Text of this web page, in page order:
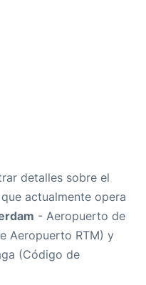
detalles sobre el
que actualmente opera
- Aeropuerto de
Aeropuerto RTM) y
(Código de